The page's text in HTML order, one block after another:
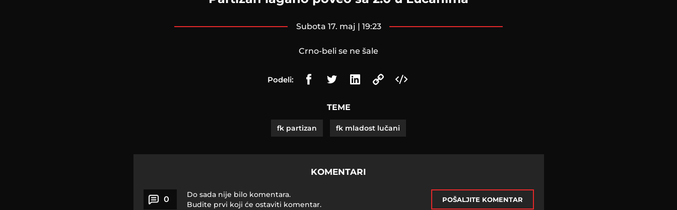
subota 17. maj | 19:23
Crno-beli se ne šale
Podeli:
TEME
fk partizan fk mladost lučani
KOMENTARI
0
Do sada nije bilo komentara.
Budite prvi koji će ostaviti komentar.
POŠALJITE KOMENTAR